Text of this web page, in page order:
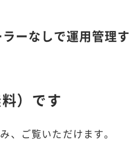
ーなしで運用管理す
）です
、ご覧いただけます。